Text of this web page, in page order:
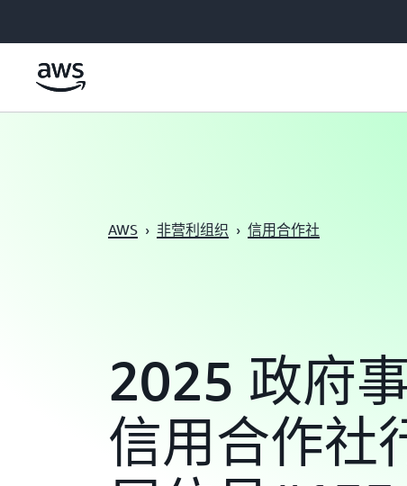
AWS › 非营利组织 › 信用合作社
2025 政府
信用合作社